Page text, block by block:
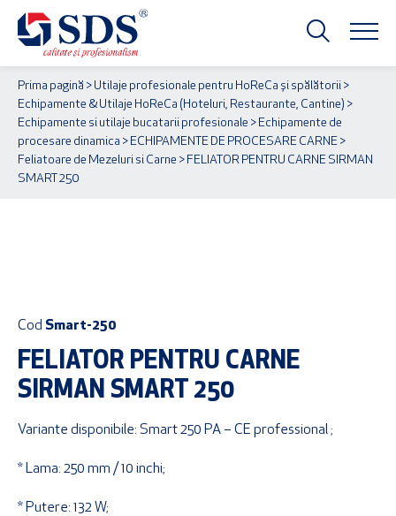
Prima pagină > Utilaje profesionale pentru HoReCa și spălătorii >
Echipamente & Utilaje HoReCa (Hoteluri, Restaurante, Cantine) >
Echipamente si utilaje bucatarii profesionale > Echipamente de
procesare dinamica > ECHIPAMENTE DE PROCESARE CARNE >
Feliatoare de Mezeluri si Carne > FELIATOR PENTRU CARNE SIRMAN
SMART 250
Cod Smart-250
FELIATOR PENTRU CARNE
SIRMAN SMART 250
Variante disponibile: Smart 250 PA – CE professional ;
* Lama: 250 mm / 10 inchi;
* Putere: 132 W;